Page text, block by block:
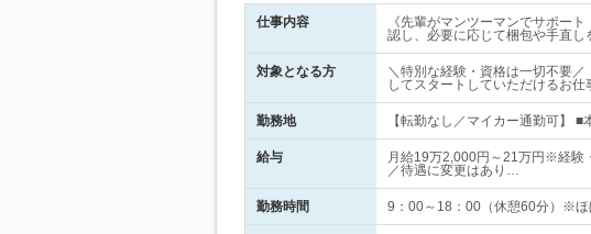
仕事内容
《先輩がマンツーマンでサポー
認し、必要に応じて梱包や手直し
対象となる方
＼特別な経験・資格は一切不要
してスタートしていただけるお
勤務地 【転勤なし／マイカー通勤可】
給与
月給19万2,000円～21万円※経験
／待遇に変更はあり…
勤務時間 9：00～18：00（休憩60分）※ほ